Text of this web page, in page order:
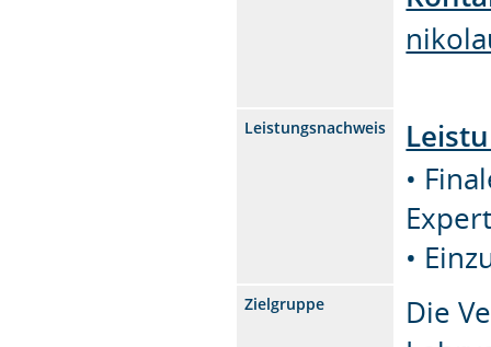
Leistungsnachweis
•
•
Zielgruppe
Die